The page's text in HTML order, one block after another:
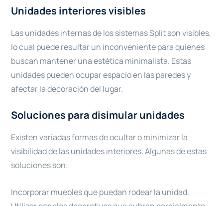
Unidades interiores visibles
Las unidades internas de los sistemas Split son visibles,
lo cual puede resultar un inconveniente para quienes
buscan mantener una estética minimalista. Estas
unidades pueden ocupar espacio en las paredes y
afectar la decoración del lugar.
Soluciones para disimular unidades
Existen variadas formas de ocultar o minimizar la
visibilidad de las unidades interiores. Algunas de estas
soluciones son:
Incorporar muebles que puedan rodear la unidad.